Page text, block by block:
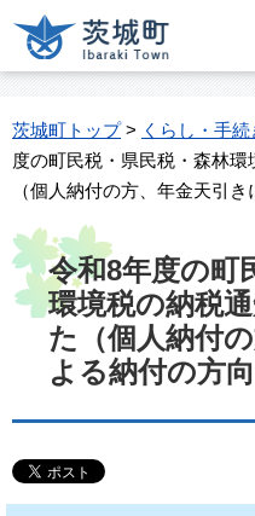
茨城町トップ> くらし・手続
度の町民税・県民税・森林
（個人納付の方、年金天引き
令和8年度の町
環境税の納税
た（個人納付
よる納付の方向